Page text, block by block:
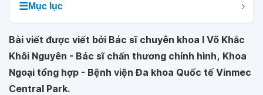
☰Mục lục
Bài viết được viết bởi Bác sĩ chuyên khoa I Võ Khắc
Khôi Nguyên - Bác sĩ chấn thương chỉnh hình, Khoa
Ngoại tổng hợp - Bệnh viện Đa khoa Quốc tế Vinmec
Central Park.